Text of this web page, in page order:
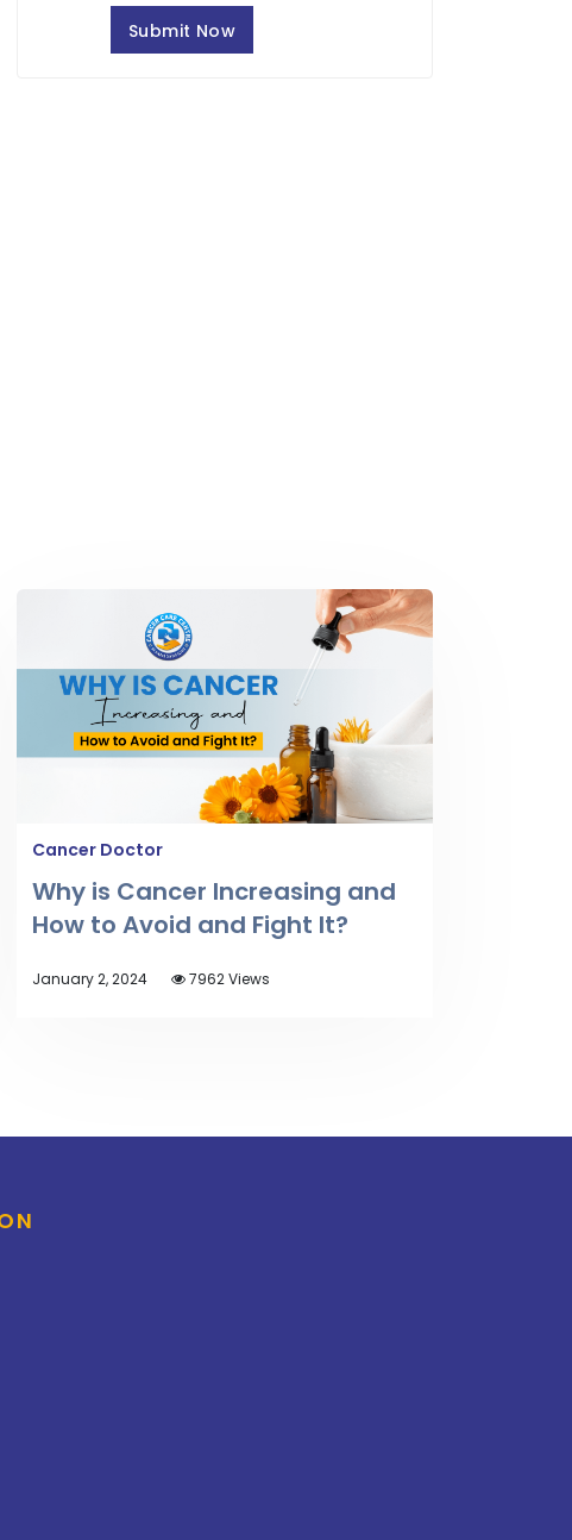
Cancer Doctor
Why is Cancer Increasing and
How to Avoid and Fight It?
January 2, 2024 7962 Views